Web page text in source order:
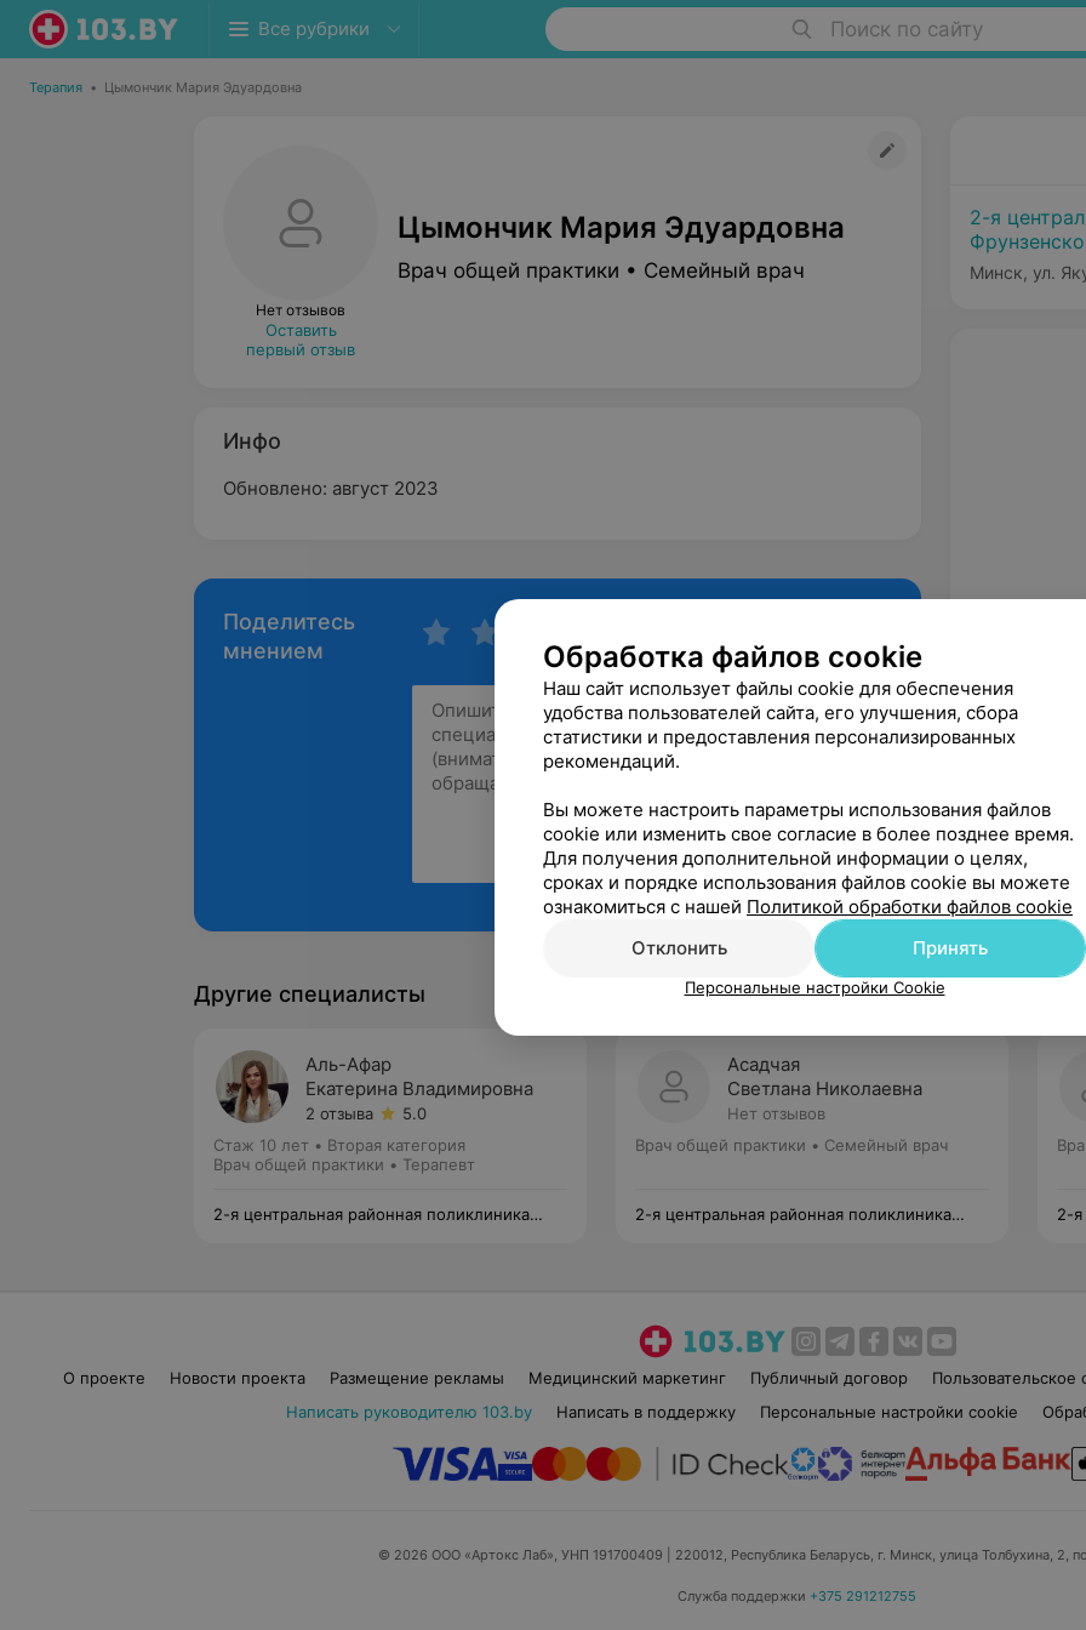
Все рубрики Поиск по сайту
Терапия • Цымончик Мария Эдуардовна
Нет отзывов
Оставить
первый отзыв
Цымончик Мария Эдуардовна
Врач общей практики • Семейный врач
Инфо
Обновлено: август 2023
Поделитесь
мнением
Рекомендую
2-я
Минск, ул.
Другие специалисты
Аль-Афар
Екатерина Владимировна
2 отзыва
5.0
Стаж 10 лет • Вторая категория
Врач общей практики • Терапевт
2-я центральная районная поликлиника
Асадчая
Светлана Николаевна
Нет отзывов
Врач общей практики • Семейный врач
2-я центральная районная поликлиника
2-я
О проекте Новости проекта Размещение рекламы Медицинский маркетинг Публичный договор Пользовательское
Написать руководителю 103.by
Написать в поддержку Персональные настройки cookie
© 2026 ООО «Артокс Лаб», УНП 191700409 | 220012, Республика Беларусь, г. Минск, улица Толбухина, 2,
Служба поддержки +375 291212755
Обработка файлов cookie
Наш сайт использует файлы cookie для обеспечения
удобства пользователей сайта, его улучшения, сбора
статистики и предоставления персонализированных
рекомендаций.
Вы можете настроить параметры использования файлов
cookie или изменить свое согласие в более позднее время.
Для получения дополнительной информации о целях,
сроках и порядке использования файлов cookie вы можете
ознакомиться с нашей Политикой обработки файлов cookie
Отклонить
Принять
Персональные настройки Cookie